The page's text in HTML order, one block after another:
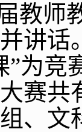
教师
讲
”为
赛共
、文